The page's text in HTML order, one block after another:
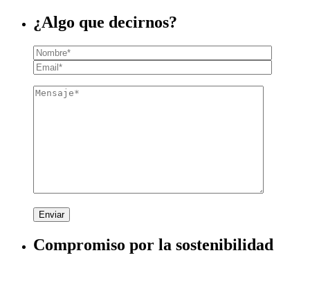
¿Algo que decirnos?
Enviar
Compromiso por la sostenibilidad